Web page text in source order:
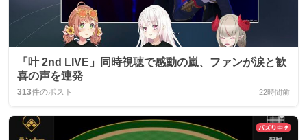
「叶 2nd LIVE」同時視聴で感動の嵐、ファンが涙と歓
喜の声を連発
313件のポスト 22時間前